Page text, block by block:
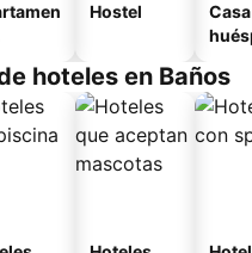
Hostel
hoteles en Baños